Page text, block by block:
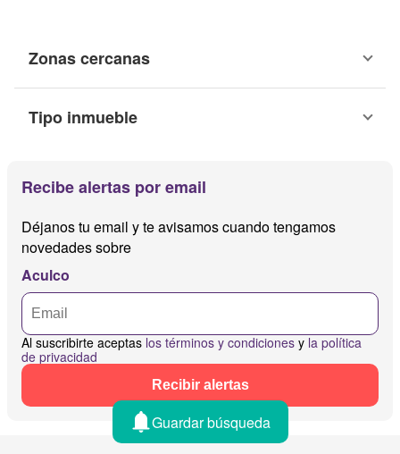
Zonas cercanas
Tipo inmueble
Recibe alertas por email
Déjanos tu email y te avisamos cuando tengamos
novedades sobre
Aculco
Al suscribirte aceptas los términos y condiciones y la política
de privacidad
Recibir alertas
Guardar búsqueda